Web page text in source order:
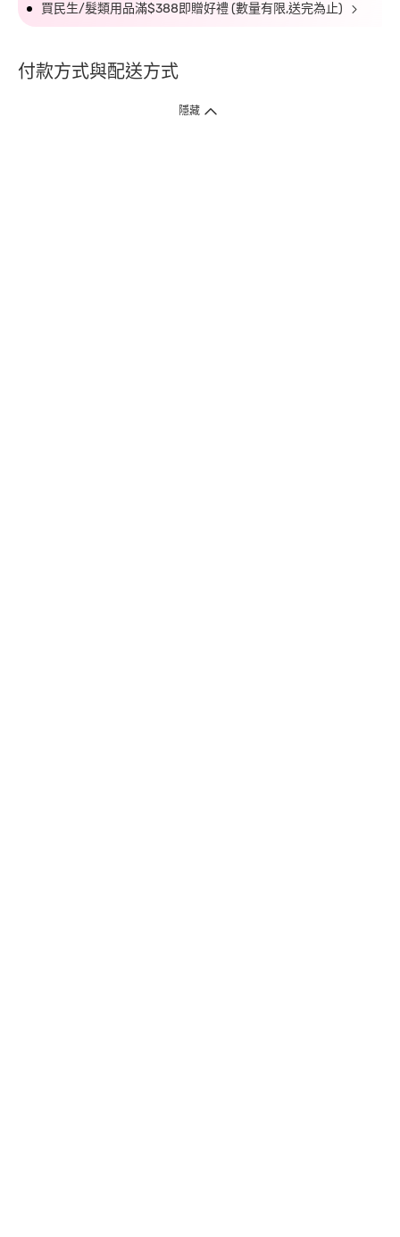
買民生/髮類用品滿$388即贈好禮 (數量有限,送完為止)
付款方式與配送方式
隱藏